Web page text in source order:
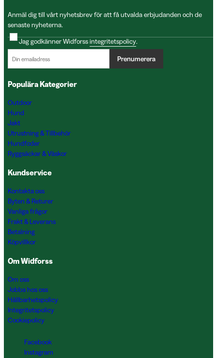
Anmäl dig till vårt nyhetsbrev för att få utvalda erbjudanden och de
senaste nyheterna.
Jag godkänner Widforssintegritetspolicy.
Prenumerera
Populära Kategorier
Outdoor
Hund
Jakt
Utrustning & Tillbehör
Hundfoder
Ryggsäckar & Väskor
Kundservice
Kontakta oss
Byten & Returer
Vanliga frågor
Frakt & Leverans
Betalning
Köpvillkor
Om Widforss
Om oss
Jobba hos oss
Hållbarhetspolicy
Integritetspolicy
Cookiepolicy
Facebook
Instagram